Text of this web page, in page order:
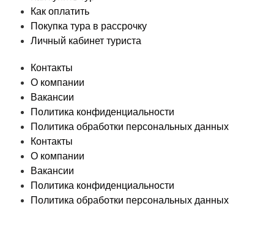
Как оплатить
Покупка тура в рассрочку
Личный кабинет туриста
Контакты
О компании
Вакансии
Политика конфиденциальности
Политика обработки персональных данных
Контакты
О компании
Вакансии
Политика конфиденциальности
Политика обработки персональных данных